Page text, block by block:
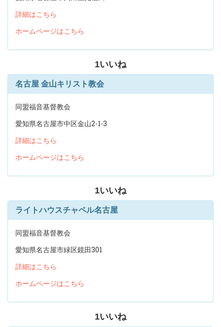
詳細はこちら
ホームページはこちら
1いいね
名古屋 金山キリスト教会
同盟福音基督教会
愛知県名古屋市中区金山2-1-3
詳細はこちら
ホームページはこちら
1いいね
ライトハウスチャペル名古屋
同盟福音基督教会
愛知県名古屋市緑区鏡田301
詳細はこちら
ホームページはこちら
1いいね